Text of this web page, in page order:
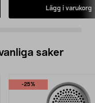
Lägg i varukorg
saker
-25%